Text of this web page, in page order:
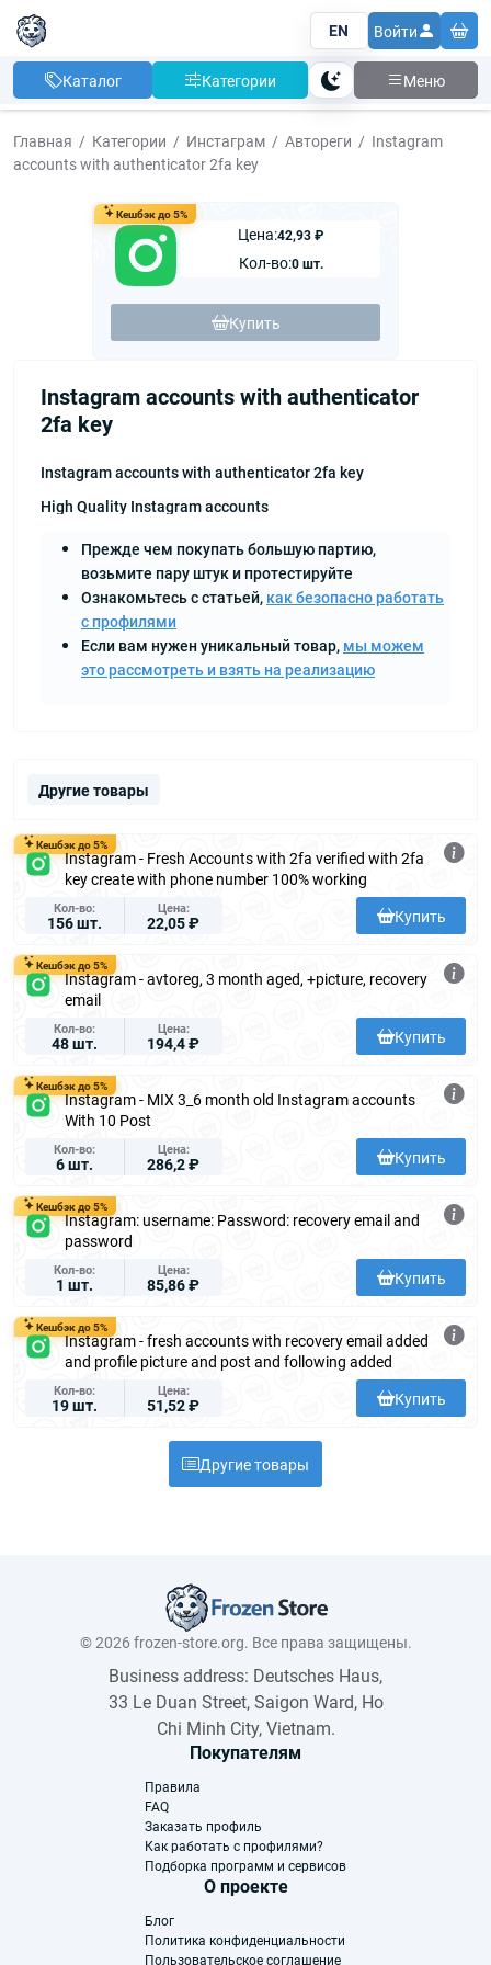
EN Войти
Каталог Категории Тема Меню
Главная Категории Инстаграм Автореги
Instagram
accounts with authenticator 2fa key
Кешбэк до 5%
Цена:42,93 ₽
Кол-во:0 шт.
Купить
Instagram accounts with authenticator
2fa key
Instagram accounts with authenticator 2fa key
High Quality Instagram accounts
Прежде чем покупать большую партию,
возьмите пару штук и протестируйте
Ознакомьтесь с статьей, как безопасно работать
с профилями
Если вам нужен уникальный товар, мы можем
это рассмотреть и взять на реализацию
Другие товары
Кешбэк до 5%
Instagram - Fresh Accounts with 2fa verified with 2fa
key create with phone number 100% working
Кол-во
156 шт.
Цена
22,05 ₽ Купить
Кешбэк до 5%
Instagram - avtoreg, 3 month aged, +picture, recovery
email
Кол-во
48 шт.
Цена
194,4 ₽ Купить
Кешбэк до 5%
Instagram - MIX 3_6 month old Instagram accounts
With 10 Post
Кол-во
6 шт.
Цена
286,2 ₽ Купить
Кешбэк до 5%
Instagram: username: Password: recovery email and
password
Кол-во
1 шт.
Цена
85,86 ₽ Купить
Кешбэк до 5%
Instagram - fresh accounts with recovery email added
and profile picture and post and following added
Кол-во
19 шт.
Цена
51,52 ₽ Купить
Другие товары
© 2026 frozen-store.org. Все права защищены.
Business address: Deutsches Haus,
33 Le Duan Street, Saigon Ward, Ho
Chi Minh City, Vietnam.
Покупателям
Правила
FAQ
Заказать профиль
Как работать с профилями?
Подборка программ и сервисов
О проекте
Блог
Политика конфиденциальности
Пользовательское соглашение